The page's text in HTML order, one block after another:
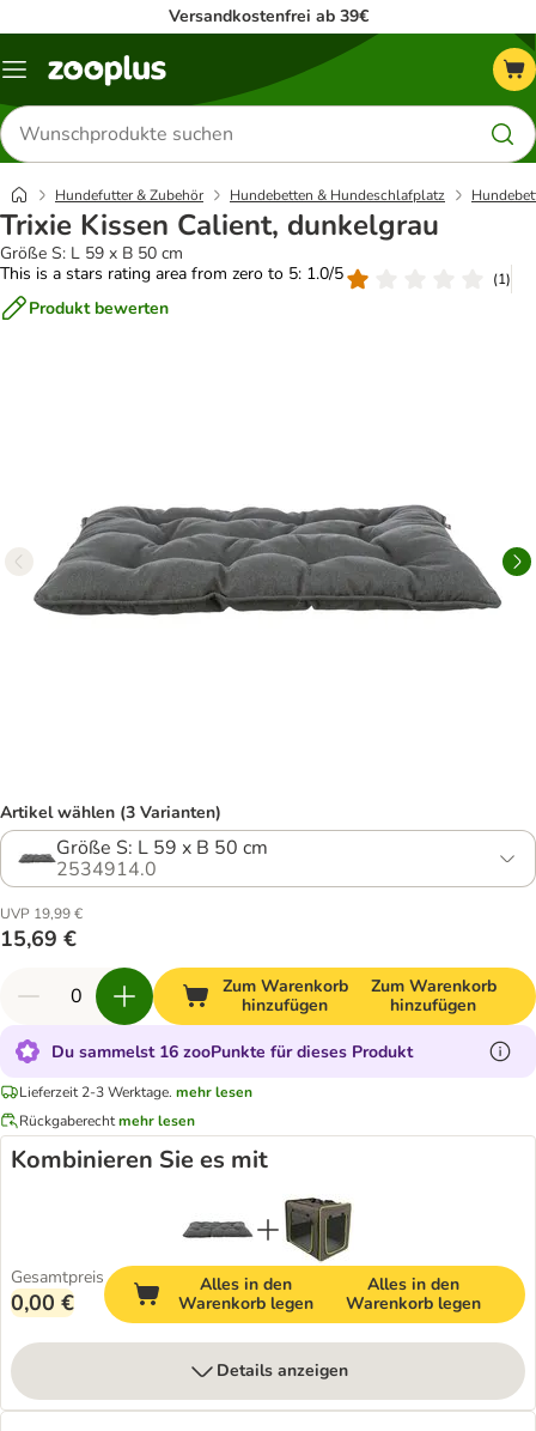
Versandkostenfrei ab 39€
Menü
Produkte
suchen
Hundefutter & Zubehör Hundebetten & Hundeschlafplatz
Trixie Kissen Calient, dunkelgrau
Größe S: L 59 x B 50 cm
This is a stars rating area from zero to 5: 1.0/5
(1)
Produkt bewerten
Artikel wählen (3 Varianten)
Größe S: L 59 x B 50 cm
2534914.0
UVP 19,99 €
15,69 €
Zum Warenkorb
hinzufügen
Zum Warenkorb
hinzufügen
Du sammelst 16 zooPunkte für dieses Produkt
Lieferzeit 2-3 Werktage. mehr lesen
Rückgaberechtmehr lesen
Kombinieren Sie es mit
Gesamtpreis
0,00 €
Alles in den
Warenkorb legen
Alles in den
Warenkorb legen
Details anzeigen